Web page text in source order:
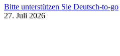
Bitte unterstützen Sie Deutsch-to-go
27. Juli 2026